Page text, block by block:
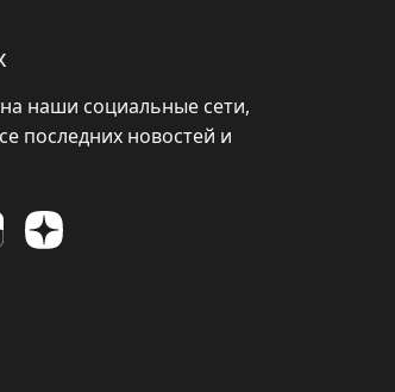
наши социальные сети,
последних новостей и